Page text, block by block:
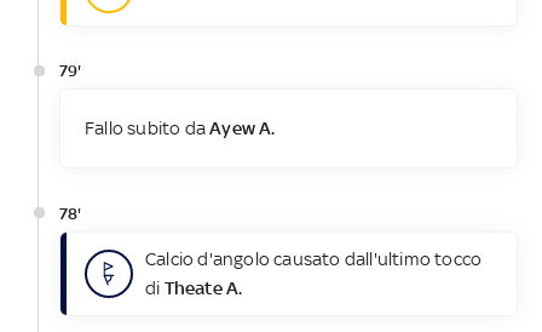
79'
Fallo subito daAyew A.
78'
Calcio d'angolo causato dall'ultimo tocco
di Theate A.